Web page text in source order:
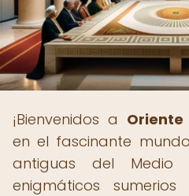
¡Bienvenidos a
en el fascinante
antiguas del Medio
enigmáticos